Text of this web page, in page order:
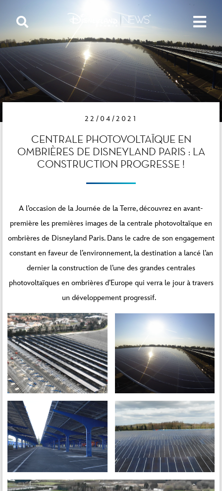
22/04/2021
CENTRALE PHOTOVOLTAÏQUE EN
OMBRIÈRES DE DISNEYLAND PARIS : LA
CONSTRUCTION PROGRESSE !
A l’occasion de la Journée de la Terre, découvrez en avant-
première les premières images de la centrale photovoltaïque en
ombrières de Disneyland Paris. Dans le cadre de son engagement
constant en faveur de l’environnement, la destination a lancé l’an
dernier la construction de l’une des grandes centrales
photovoltaïques en ombrières d’Europe qui verra le jour à travers
un développement progressif.